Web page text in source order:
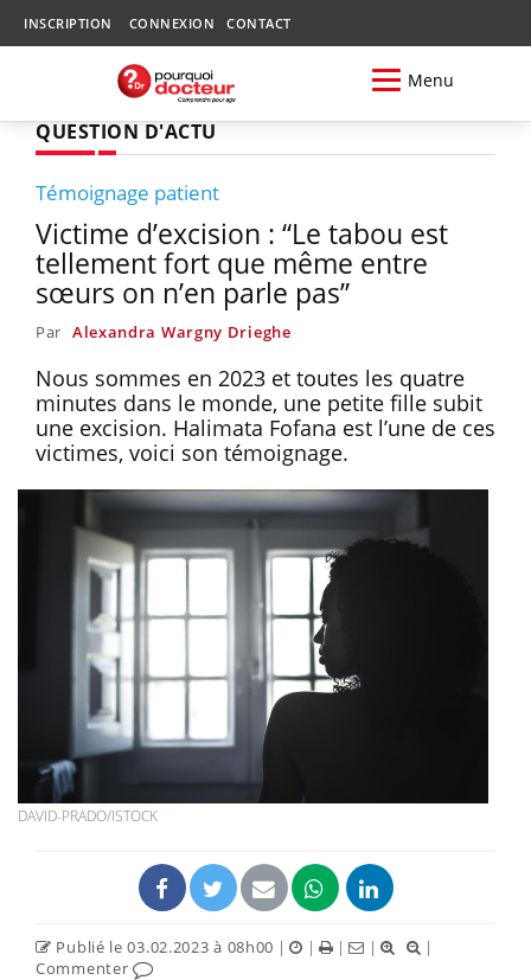
INSCRIPTION CONNEXION CONTACT
Menu
QUESTION D'ACTU
Témoignage patient
Victime d’excision : “Le tabou est
tellement fort que même entre
sœurs on n’en parle pas”
Par Alexandra Wargny Drieghe
Nous sommes en 2023 et toutes les quatre
minutes dans le monde, une petite fille subit
une excision. Halimata Fofana est l’une de ces
victimes, voici son témoignage.
DAVID-PRADO/ISTOCK
Publié le 03.02.2023 à 08h00 | | | |
|
Commenter